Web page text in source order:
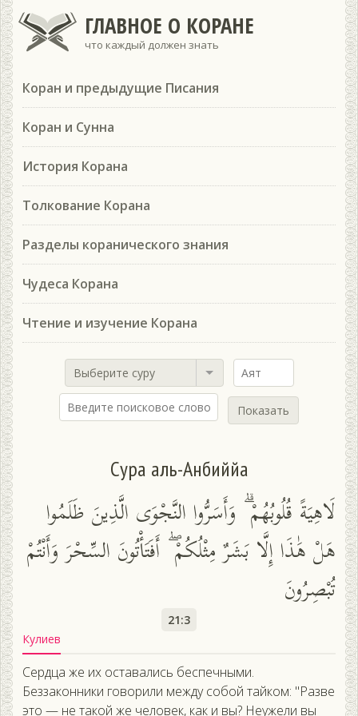
ГЛАВНОЕ О КОРАНЕ
что каждый должен знать
Коран и предыдущие Писания
Коран и Сунна
История Корана
Толкование Корана
Разделы коранического знания
Чудеса Корана
Чтение и изучение Корана
Выберите суру
Показать
Сура аль-Анбиййа
لَاهِيَةً قُلُوبُهُمْ ۗ وَأَسَرُّوا النَّجْوَى الَّذِينَ ظَلَمُوا
هَلْ هَٰذَا إِلَّا بَشَرٌ مِثْلُكُمْ ۖ أَفَتَأْتُونَ السِّحْرَ وَأَنْتُمْ
تُبْصِرُونَ
21:3
Кулиев
Сердца же их оставались беспечными.
Беззаконники говорили между собой тайком: "Разве
это — не такой же человек, как и вы? Неужели вы